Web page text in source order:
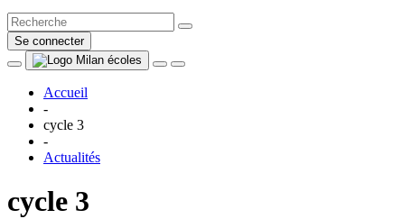
Se connecter
Accueil
-
cycle 3
-
Actualités
cycle 3